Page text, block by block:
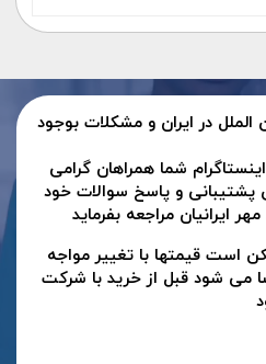
الملل در ایران و مشکلات بوجود
شما همراهان گرامی
پشتیبانی و پاسخ سوالات خود
ایرانیان مراجعه بفرماید
است قیمتها با تغییر مواجه
می شود قبل از خرید با شرکت